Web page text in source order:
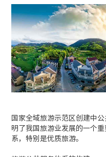
国家全域旅游示范区创建中
明了我国旅游业发展的一个
系，特别是优质旅游。